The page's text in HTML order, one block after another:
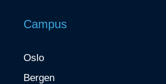
Campus
Oslo
Bergen